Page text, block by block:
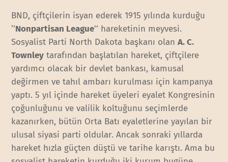
BND, çiftçilerin isyan ederek 1915 yılında kurduğu
‘’Nonpartisan League’’ hareketinin meyvesi.
Sosyalist Parti North Dakota başkanı olanA. C.
Townley tarafından başlatılan hareket, çiftçilere
yardımcı olacak bir devlet bankası, kamusal
değirmen ve tahıl ambarı kurulması için kampanya
yaptı. 5 yıl içinde hareket üyeleri eyalet Kongresinin
çoğunluğunu ve valilik koltuğunu seçimlerde
kazanırken, bütün Orta Batı eyaletlerine yayılan bir
ulusal siyasi parti oldular. Ancak sonraki yıllarda
hareket hızla güçten düştü ve tarihe karıştı. Ama bu